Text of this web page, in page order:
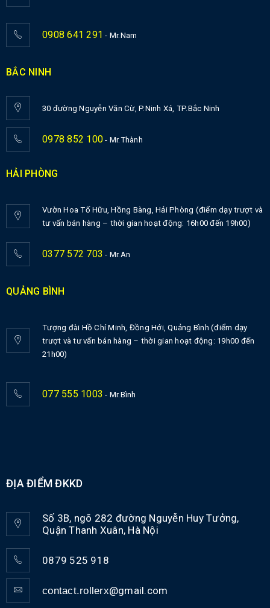
0908 641 291 - Mr.Nam
BẮC NINH
30 đường Nguyễn Văn Cừ, P.Ninh Xá, TP.Bắc Ninh
0978 852 100 - Mr.Thành
HẢI PHÒNG
Vườn Hoa Tố Hữu, Hồng Bàng, Hải Phòng (điểm dạy trượt và
tư vấn bán hàng – thời gian hoạt động: 16h00 đến 19h00)
0377 572 703 - Mr.An
QUẢNG BÌNH
Tượng đài Hồ Chí Minh, Đồng Hới, Quảng Bình (điểm dạy
trượt và tư vấn bán hàng – thời gian hoạt động: 19h00 đến
21h00)
077 555 1003 - Mr.Bình
ĐỊA ĐIỂM ĐKKD
Số 3B, ngõ 282 đường Nguyễn Huy Tưởng,
Quận Thanh Xuân, Hà Nội
0879 525 918
contact.rollerx@gmail.com